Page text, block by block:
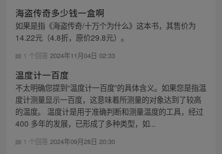
海盗传奇多少钱一盒啊
如果是指《海盗传奇/十万个为什么》这本书，其售价为
14.22元（4.8折，原价29.8元）。
1 个回答 2024年11月04日 02:33
温度计一百度
不太明确您提到“温度计一百度”的具体含义。如果您是指温
度计测量显示一百度，这意味着所测量的对象达到了较高
的温度。 温度计是用于准确判断和测量温度的工具，经过
400 多年的发展，已形成了多种类型，如...
1 个回答 2024年09月28日 20:30